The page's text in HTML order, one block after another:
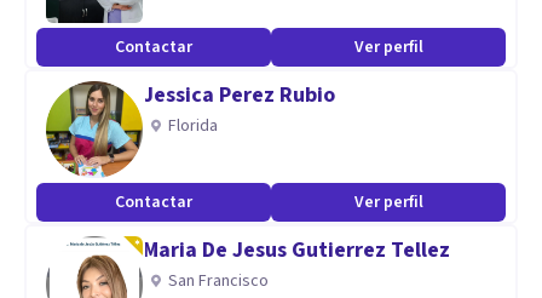
Contactar Ver perfil
Jessica Perez Rubio
Florida
Contactar Ver perfil
Maria De Jesus Gutierrez Tellez
San Francisco